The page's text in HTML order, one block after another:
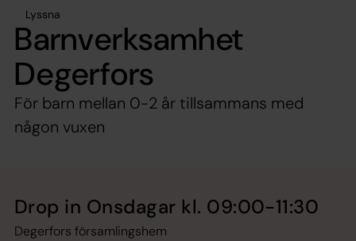
Lyssna
Barnverksamhet
Degerfors
För barn mellan 0-2 år tillsammans med
någon vuxen
Drop in Onsdagar kl. 09:00-11:30
Degerfors församlingshem